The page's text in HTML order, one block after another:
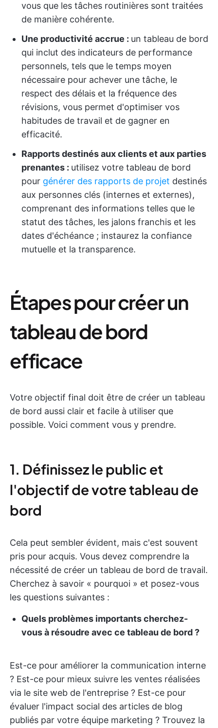
vous que les tâches routinières sont traitées
de manière cohérente.
Une productivité accrue : un tableau de bord
qui inclut des indicateurs de performance
personnels, tels que le temps moyen
nécessaire pour achever une tâche, le
respect des délais et la fréquence des
révisions, vous permet d'optimiser vos
habitudes de travail et de gagner en
efficacité.
Rapports destinés aux clients et aux parties
prenantes : utilisez votre tableau de bord
pour générer des rapports de projet destinés
aux personnes clés (internes et externes),
comprenant des informations telles que le
statut des tâches, les jalons franchis et les
dates d'échéance ; instaurez la confiance
mutuelle et la transparence.
Étapes pour créer un
tableau de bord
efficace
Votre objectif final doit être de créer un tableau
de bord aussi clair et facile à utiliser que
possible. Voici comment vous y prendre.
1. Définissez le public et
l'objectif de votre tableau de
bord
Cela peut sembler évident, mais c'est souvent
pris pour acquis. Vous devez comprendre la
nécessité de créer un tableau de bord de travail.
Cherchez à savoir « pourquoi » et posez-vous
les questions suivantes :
Quels problèmes importants cherchez-
vous à résoudre avec ce tableau de bord ?
Est-ce pour améliorer la communication interne
? Est-ce pour mieux suivre les ventes réalisées
via le site web de l'entreprise ? Est-ce pour
évaluer l'impact social des articles de blog
publiés par votre équipe marketing ? Trouvez la